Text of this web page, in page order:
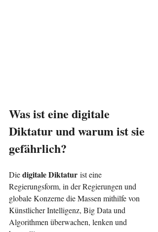
Was ist eine digitale
Diktatur und warum ist sie
gefährlich?
Die digitale Diktatur ist eine
Regierungsform, in der Regierungen und
globale Konzerne die Massen mithilfe von
Künstlicher Intelligenz, Big Data und
Algorithmen überwachen, lenken und